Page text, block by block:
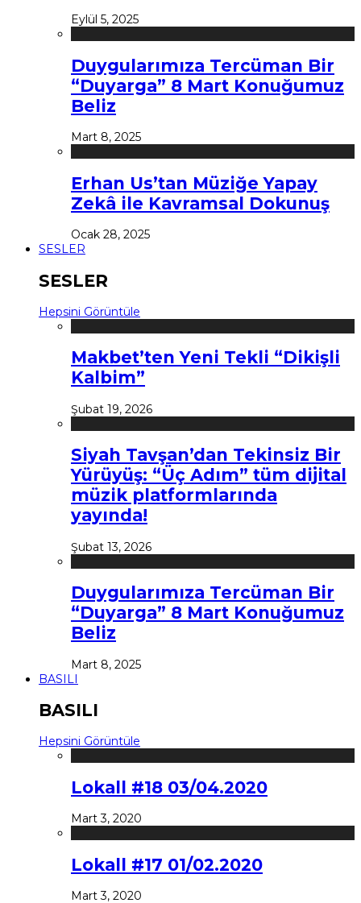
Eylül 5, 2025
Duygularımıza Tercüman Bir
“Duyarga” 8 Mart Konuğumuz
Beliz
Mart 8, 2025
Erhan Us’tan Müziğe Yapay
Zekâ ile Kavramsal Dokunuş
Ocak 28, 2025
SESLER
SESLER
Hepsini Görüntüle
Makbet’ten Yeni Tekli “Dikişli
Kalbim”
Şubat 19, 2026
Siyah Tavşan’dan Tekinsiz Bir
Yürüyüş: “Üç Adım” tüm dijital
müzik platformlarında
yayında!
Şubat 13, 2026
Duygularımıza Tercüman Bir
“Duyarga” 8 Mart Konuğumuz
Beliz
Mart 8, 2025
BASILI
BASILI
Hepsini Görüntüle
Lokall #18 03/04.2020
Mart 3, 2020
Lokall #17 01/02.2020
Mart 3, 2020